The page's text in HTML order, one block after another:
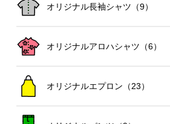
オリジナル長袖シャツ（9）
オリジナルアロハシャツ（6）
オリジナルエプロン（23）